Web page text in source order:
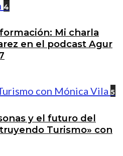
4
Mi charla
en el podcast Agur
5
y el futuro del
Turismo» con